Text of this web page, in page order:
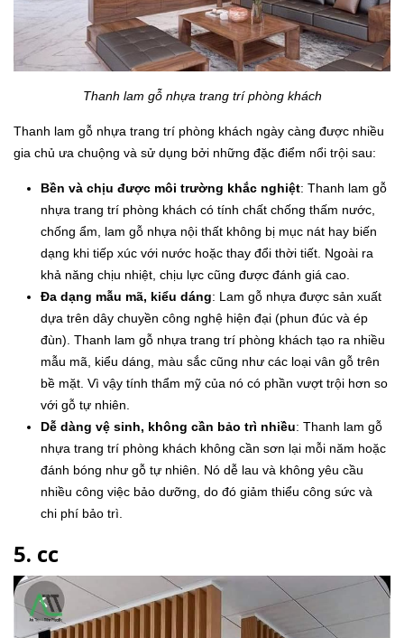
Thanh lam gỗ nhựa trang trí phòng khách
Thanh lam gỗ nhựa trang trí phòng khách ngày càng được nhiều
gia chủ ưa chuộng và sử dụng bởi những đặc điểm nổi trội sau:
Bền và chịu được môi trường khắc nghiệt: Thanh lam gỗ
nhựa trang trí phòng khách có tính chất chống thấm nước,
chống ẩm, lam gỗ nhựa nội thất không bị mục nát hay biến
dạng khi tiếp xúc với nước hoặc thay đổi thời tiết. Ngoài ra
khả năng chịu nhiệt, chịu lực cũng được đánh giá cao.
Đa dạng mẫu mã, kiểu dáng: Lam gỗ nhựa được sản xuất
dựa trên dây chuyền công nghệ hiện đại (phun đúc và ép
đùn). Thanh lam gỗ nhựa trang trí phòng khách tạo ra nhiều
mẫu mã, kiểu dáng, màu sắc cũng như các loại vân gỗ trên
bề mặt. Vì vậy tính thẩm mỹ của nó có phần vượt trội hơn so
với gỗ tự nhiên.
Dễ dàng vệ sinh, không cần bảo trì nhiều: Thanh lam gỗ
nhựa trang trí phòng khách không cần sơn lại mỗi năm hoặc
đánh bóng như gỗ tự nhiên. Nó dễ lau và không yêu cầu
nhiều công việc bảo dưỡng, do đó giảm thiểu công sức và
chi phí bảo trì.
5. cc